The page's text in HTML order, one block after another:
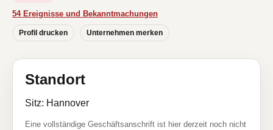
54 Ereignisse und Bekanntmachungen
Profil drucken Unternehmen merken
Standort
Sitz: Hannover
Eine vollständige Geschäftsanschrift ist hier derzeit noch nicht